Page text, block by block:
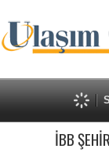
İBB